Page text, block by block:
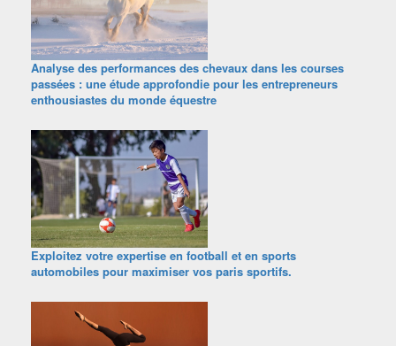
Analyse des performances des chevaux dans les courses
passées : une étude approfondie pour les entrepreneurs
enthousiastes du monde équestre
Exploitez votre expertise en football et en sports
automobiles pour maximiser vos paris sportifs.